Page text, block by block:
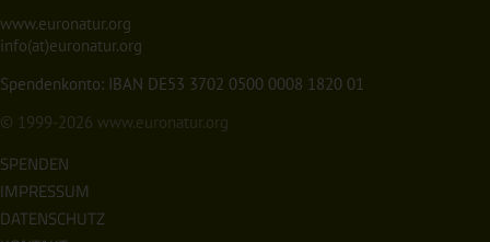
www.euronatur.org
info(at)euronatur.org
Spendenkonto: IBAN DE53 3702 0500 0008 1820 01
© 1999-2026 www.euronatur.org
SPENDEN
IMPRESSUM
DATENSCHUTZ